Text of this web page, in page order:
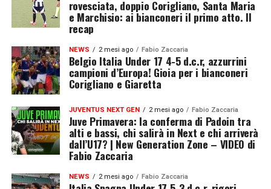
rovesciata, doppio Corigliano, Santa Maria
e Marchisio: ai bianconeri il primo atto. Il
recap
NEWS 2 mesi ago Fabio Zaccaria
Belgio Italia Under 17 4-5 d.c.r, azzurrini
campioni d’Europa! Gioia per i bianconeri
Corigliano e Giaretta
JUVENTUS NEXT GEN 2 mesi ago Fabio Zaccaria
Juve Primavera: la conferma di Padoin tra
alti e bassi, chi salirà in Next e chi arriverà
dall’U17? | New Generation Zone – VIDEO di
Fabio Zaccaria
NEWS 2 mesi ago Fabio Zaccaria